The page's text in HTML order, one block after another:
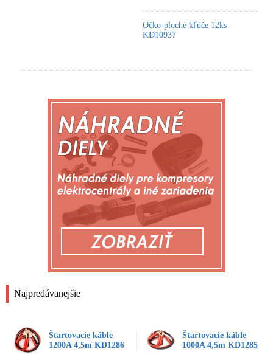
Najpredávanejšie
Štartovacie káble
1200A 4,5m KD1286
Štartovacie káble
1000A 4,5m KD1285
Očko-ploché kľúče 12ks
KD10937